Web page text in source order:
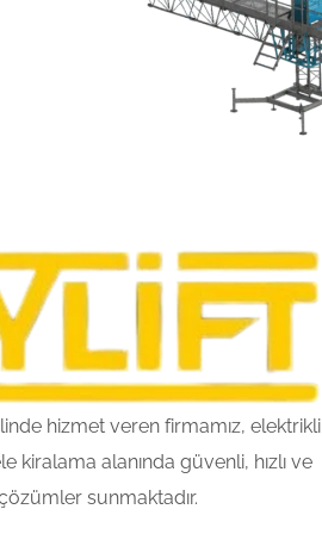
hizmet veren firmamız, elektrikli
kiralama alanında güvenli, hızlı ve
sunmaktadır.